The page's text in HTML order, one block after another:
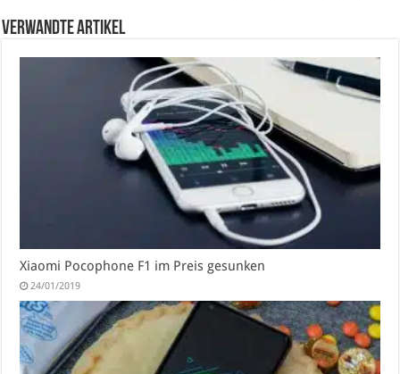
verwandte Artikel
Xiaomi Pocophone F1 im Preis gesunken
24/01/2019